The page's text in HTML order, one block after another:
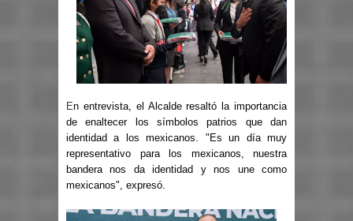
En entrevista, el Alcalde resaltó la importancia
de enaltecer los símbolospatrios que dan
identidad a los mexicanos. "Es un día muy
representativo para los mexicanos, nuestra
bandera nos da identidad y nos une como
mexicanos", expresó.